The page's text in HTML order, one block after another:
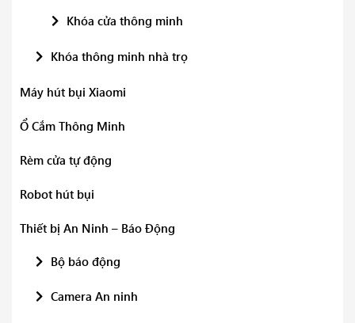
Khóa cửa thông minh
Khóa thông minh nhà trọ
Máy hút bụi Xiaomi
Ổ Cắm Thông Minh
Rèm cửa tự động
Robot hút bụi
Thiết bị An Ninh – Báo Động
Bộ báo động
Camera An ninh